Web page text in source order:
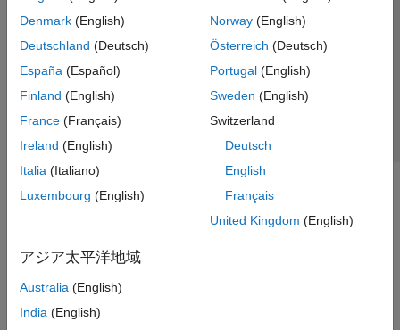
Denmark (English)
Deutschland (Deutsch)
España (Español)
Finland (English)
France (Français)
Ireland (English)
Italia (Italiano)
Luxembourg (English)
Norway(English)
Österreich (Deutsch)
Portugal(English)
Sweden (English)
Switzerland
Deutsch
English
Français
United Kingdom (English)
アジア太平洋地域
Australia (English)
India (English)
違法コピー防止
アプリケーション ステータス
© 1994-2026 The MathWorks, Inc.